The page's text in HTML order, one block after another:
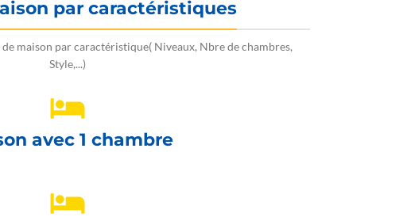
par caractéristiques
maison par caractéristique( Niveaux, Nbre de chambres,
Style,...)
avec 1 chambre